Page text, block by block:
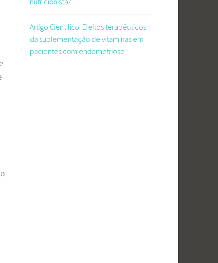
Artigo Científico: Efeitos terapêuticos
da suplementação de vitaminas em
pacientes com endometriose